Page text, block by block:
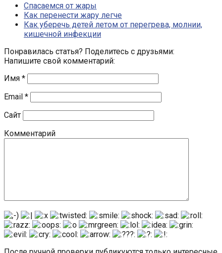
Спасаемся от жары
Как перенести жару легче
Как уберечь детей летом от перегрева, молнии,
кишечной инфекции
Понравилась статья? Поделитесь с друзьями:
Напишите свой комментарий:
Имя *
Email *
Сайт
Комментарий